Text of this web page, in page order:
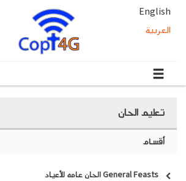
English
العربية
تعليم الحان
أقسام
General Feasts الحان عامه للأعياد